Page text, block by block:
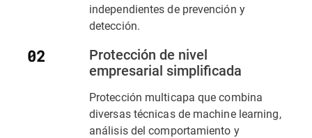
independientes de prevención y
detección.
Protección de nivel
empresarial simplificada
Protección multicapa que combina
diversas técnicas de machine learning,
análisis del comportamiento y